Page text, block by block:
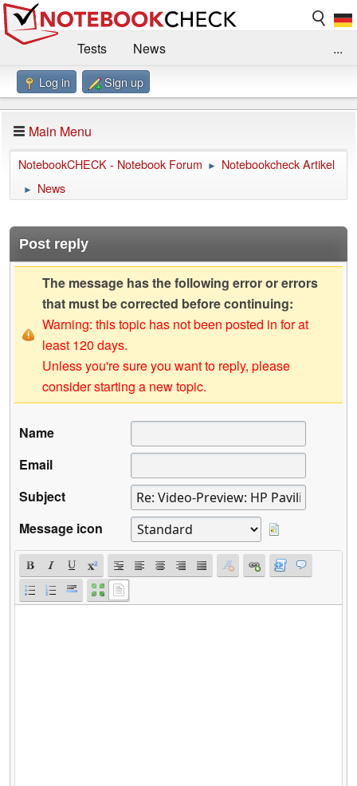
Tests
News
Benchmarks / Technik
Forum
Impressum
...
Log in Sign up
Main Menu
NotebookCHECK - Notebook Forum ► Notebookcheck Artikel
► News
Post reply
The message has the following error or errors
that must be corrected before continuing:
Warning: this topic has not been posted in for at
least 120 days.
Unless you're sure you want to reply, please
consider starting a new topic.
Name
Email
Subject
Message icon